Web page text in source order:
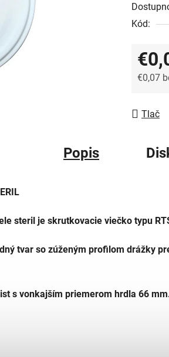
Kód:
€0,07
Tlač
Popis
steril je skrutkovacie viečko typu
tvar so zúženým profilom drážky
s vonkajším priemerom hrdla 66